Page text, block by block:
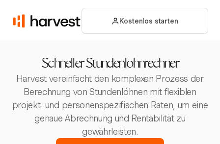
Kostenlos starten
Schneller Stundenlohnrechner
Harvest vereinfacht den komplexen Prozess der
Berechnung von Stundenlöhnen mit flexiblen
projekt- und personenspezifischen Raten, um eine
genaue Abrechnung und Rentabilität zu
gewährleisten.